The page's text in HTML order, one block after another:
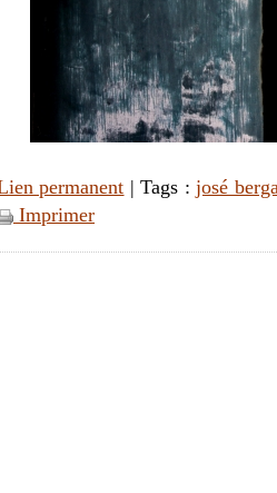
permanent | Tags :josé
Imprimer